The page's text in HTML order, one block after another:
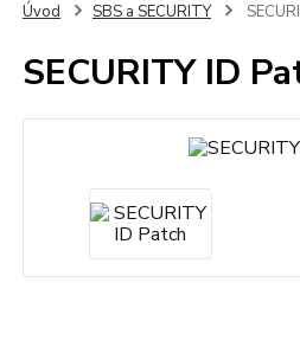
Úvod SBS a SECURITY
SECURITY ID